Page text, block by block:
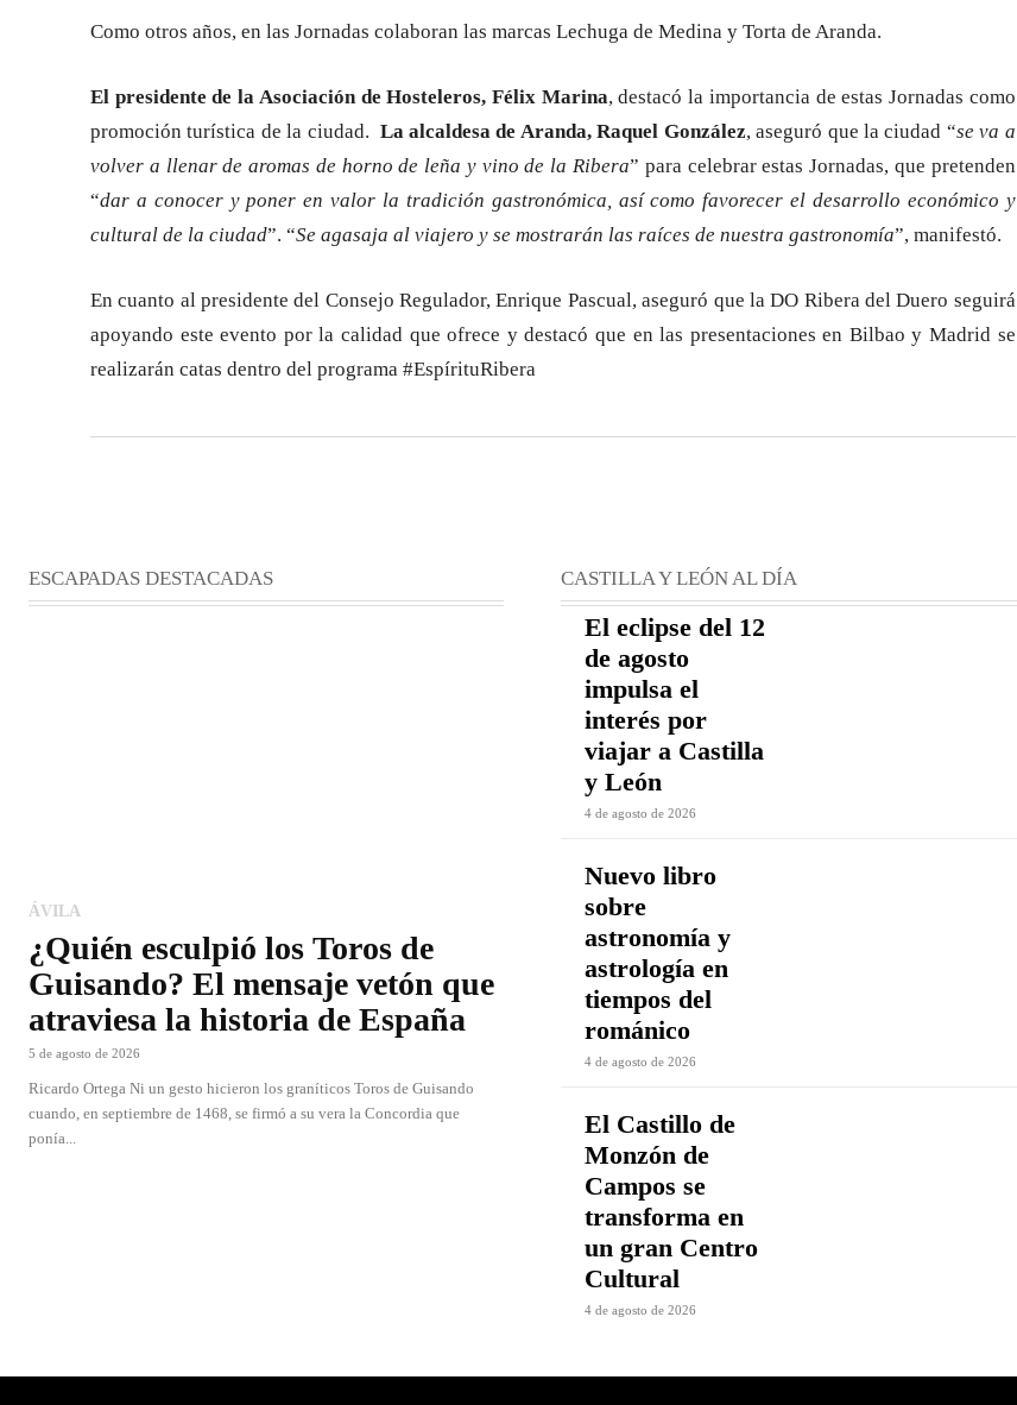
Como otros años, en las Jornadas colaboran las marcas Lechuga de Medina y Torta de Aranda.
El presidente de la Asociación de Hosteleros, Félix Marina, destacó la importancia de estas Jornadas como
promoción turística de la ciudad. La alcaldesa de Aranda, Raquel González, aseguró que la ciudad “se va a
volver a llenar de aromas de horno de leña y vino de la Ribera” para celebrar estas Jornadas, que pretenden
“dar a conocer y poner en valor la tradición gastronómica, así como favorecer el desarrollo económico y
cultural de la ciudad”. “Se agasaja al viajero y se mostrarán las raíces de nuestra gastronomía”, manifestó.
En cuanto al presidente del Consejo Regulador, Enrique Pascual, aseguró que la DO Ribera del Duero seguirá
apoyando este evento por la calidad que ofrece y destacó que en las presentaciones en Bilbao y Madrid se
realizarán catas dentro del programa #EspírituRibera
ESCAPADAS DESTACADAS
ÁVILA
¿Quién esculpió los Toros de
Guisando? El mensaje vetón que
atraviesa la historia de España
5 de agosto de 2026
Ricardo Ortega Ni un gesto hicieron los graníticos Toros de Guisando
cuando, en septiembre de 1468, se firmó a su vera la Concordia que
ponía...
CASTILLA Y LEÓN AL DÍA
El eclipse del 12
de agosto
impulsa el
interés por
viajar a Castilla
y León
4 de agosto de 2026
Nuevo libro
sobre
astronomía y
astrología en
tiempos del
románico
4 de agosto de 2026
El Castillo de
Monzón de
Campos se
transforma en
un gran Centro
Cultural
4 de agosto de 2026